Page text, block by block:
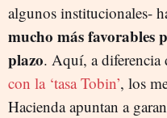
algunos institucionales-
mucho más favorables
plazo. Aquí, a diferencia
con la ‘tasa Tobin’, los
Hacienda apuntan a